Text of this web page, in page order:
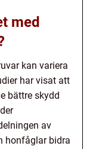
med
kan variera
har visat att
bättre skydd
av
honfåglar bidra